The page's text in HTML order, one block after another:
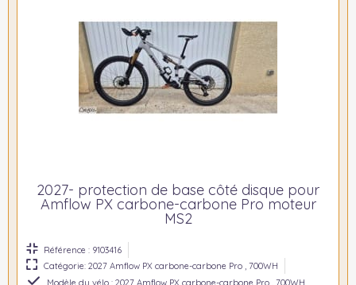
2027- protection de base côté disque pour
Amflow PX carbone-carbone Pro moteur
MS2
Référence : 9103416
Catégorie: 2027 Amflow PX carbone-carbone Pro , 700WH
Modèle du vélo : 2027 Amflow PX carbone-carbone Pro , 700WH